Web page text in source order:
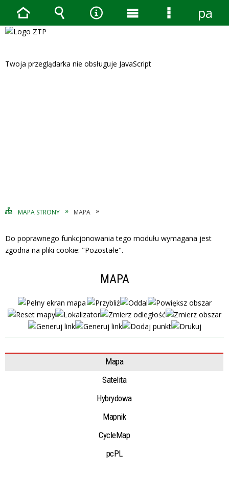
Twoja przeglądarka nie obsługuje JavaScript
MAPA STRONY MAPA
Do poprawnego funkcjonowania tego modułu wymagana jest
zgodna na pliki cookie: "Pozostałe".
MAPA
Mapa
Satelita
Hybrydowa
Mapnik
CycleMap
pcPL
StronaWyszukiwarka
Narzędzia
MenuMenu